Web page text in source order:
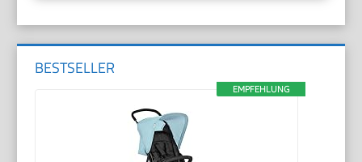
BESTSELLER
EMPFEHLUNG